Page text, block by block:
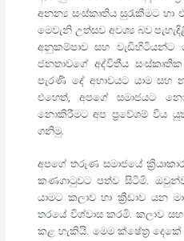
අනන්‍ය සංස්කෘතිය සුරැකීමට හා
මෙවැනි උත්සව අවශ්‍ය බව
අනුකම්පාව සහ
ජනතාවගේ අද්විතීය
පැරණි දේ අභාවයට යාම සහ
එහෙත්, අපගේ සමාජයට
නොකිරීමට අප ප්‍රවේශම් විය
ගනිමු.
අපගේ තරුණ සමාජයේ
කණගාටුවට පත්ව සිටිමි.
යාමට කලාව හා ක්‍රීඩාව යන
තරයේ විශ්වාස කරමි. කලාව
කළ හැකියි. මෙම ක්ෂේත්‍ර